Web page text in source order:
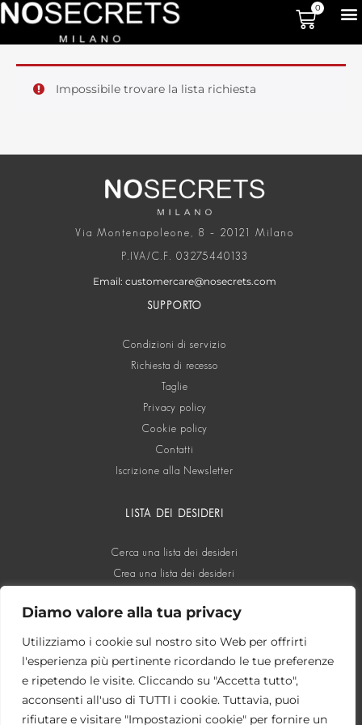
Diamo valore alla tua privacy
Utilizziamo i cookie sul nostro sito Web per offrirti
l'esperienza più pertinente ricordando le tue preferenze
e ripetendo le visite. Cliccando su "Accetta tutto",
acconsenti all'uso di TUTTI i cookie. Tuttavia, puoi
rifiutare e visitare "Impostazioni cookie" per fornire un
0
Impossibile trovare la lista richiesta
Via Montenapoleone, 8 – 20121 Milano
P.IVA/C.F. 03275440133
Email: customercare@nosecrets.com
SUPPORTO
Condizioni di servizio
Richiesta di recesso
Taglie
Privacy policy
Cookie policy
Contatti
Iscrizione alla Newsletter
LISTA DEI DESIDERI
Cerca una lista dei desideri
Crea una lista dei desideri
SOCIAL